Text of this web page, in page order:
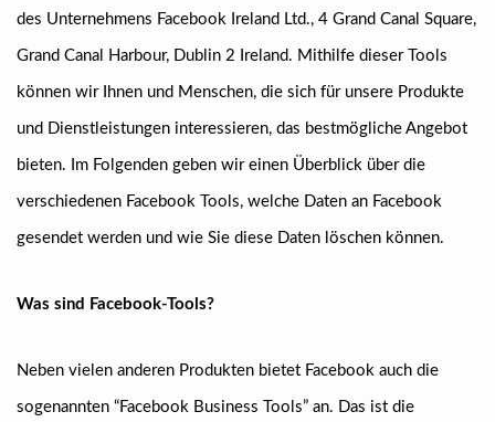
des Unternehmens Facebook Ireland Ltd., 4 Grand Canal Square,
Grand Canal Harbour, Dublin 2 Ireland. Mithilfe dieser Tools
können wir Ihnen und Menschen, die sich für unsere Produkte
und Dienstleistungen interessieren, das bestmögliche Angebot
bieten. Im Folgenden geben wir einen Überblick über die
verschiedenen Facebook Tools, welche Daten an Facebook
gesendet werden und wie Sie diese Daten löschen können.
Was sind Facebook-Tools?
Neben vielen anderen Produkten bietet Facebook auch die
sogenannten “Facebook Business Tools” an. Das ist die